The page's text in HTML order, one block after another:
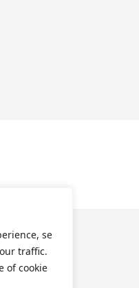
se
traffic.
of cookie